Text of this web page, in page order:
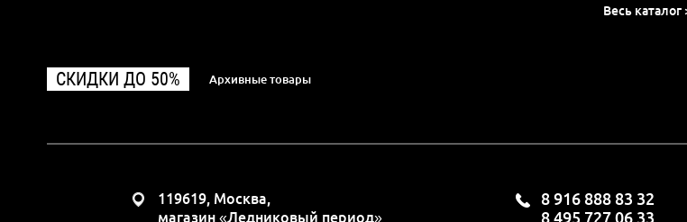
Весь каталог
СКИДКИ ДО 50% Архивные товары
119619, Москва,
магазин «Ледниковый период»
8 916 888 83 32
8 495 727 06 33